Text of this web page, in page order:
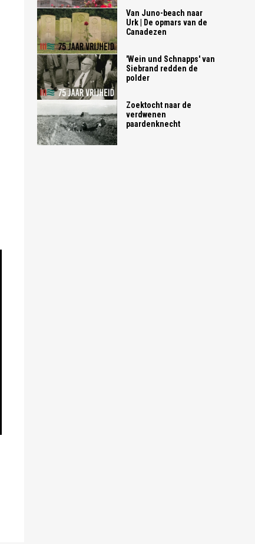
Van Juno-beach naar
Urk | De opmars van de
Canadezen
'Wein und Schnapps' van
Siebrand redden de
polder
Zoektocht naar de
verdwenen
paardenknecht